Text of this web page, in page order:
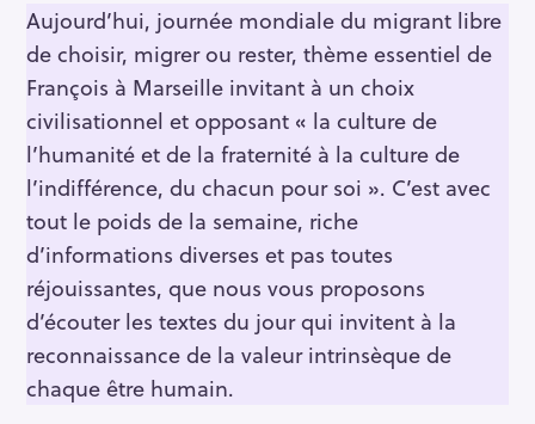
Aujourd’hui, journée mondiale du migrant libre
de choisir, migrer ou rester, thème essentiel de
François à Marseille invitant à un choix
civilisationnel et opposant « la culture de
l’humanité et de la fraternité à la culture de
l’indifférence, du chacun pour soi ». C’est avec
tout le poids de la semaine, riche
d’informations diverses et pas toutes
réjouissantes, que nous vous proposons
d’écouter les textes du jour qui invitent à la
reconnaissance de la valeur intrinsèque de
chaque être humain.